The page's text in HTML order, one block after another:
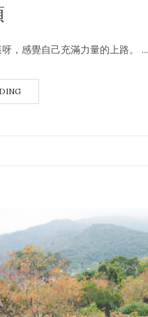
，感覺自己充滿力量的上路。 ...